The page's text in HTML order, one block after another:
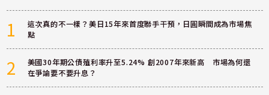
1
這次真的不一樣？美日15年來首度聯手干預，日圓瞬間成為市場焦
點
2
美國30年期公債殖利率升至5.24% 創2007年來新高 市場為何還
在爭論要不要升息？